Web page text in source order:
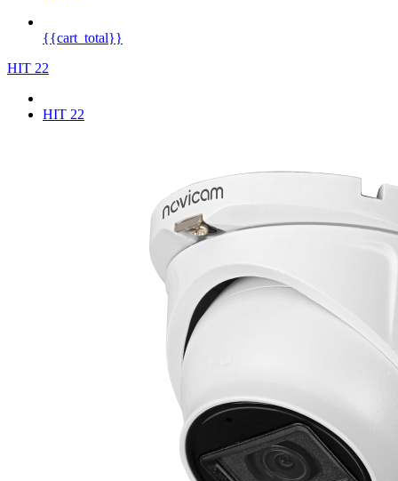
{{cart_total}}
HIT 22
HIT 22